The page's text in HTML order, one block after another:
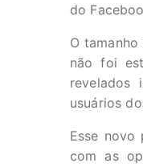
do
O
não foi
revelados
usuários
Esse novo
com as